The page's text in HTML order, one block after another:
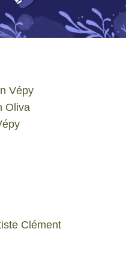
Vépy
Oliva
Clément